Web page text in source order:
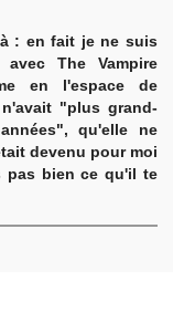
: en fait je ne suis
The Vampire
en l'espace de
"plus grand-
qu'elle ne
devenu pour moi
pas bien ce qu'il te